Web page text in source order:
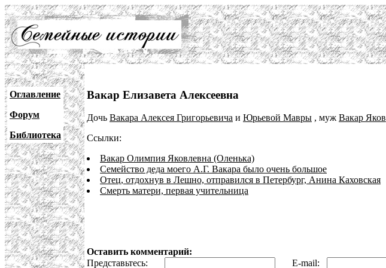
Оглавление
Форум
Библиотека
Вакар Елизавета Алексеевна
Дочь Вакара Алексея Григорьевича и Юрьевой Мавры , муж Вакар Яков
Ссылки:
Вакар Олимпия Яковлевна (Оленька)
Семейство деда моего А.Г. Вакара было очень большое
Отец, отдохнув в Лешно, отправился в Петербург, Анина Каховская
Смерть матери, первая учительница
Оставить комментарий:
Представьтесь:
E-mail: